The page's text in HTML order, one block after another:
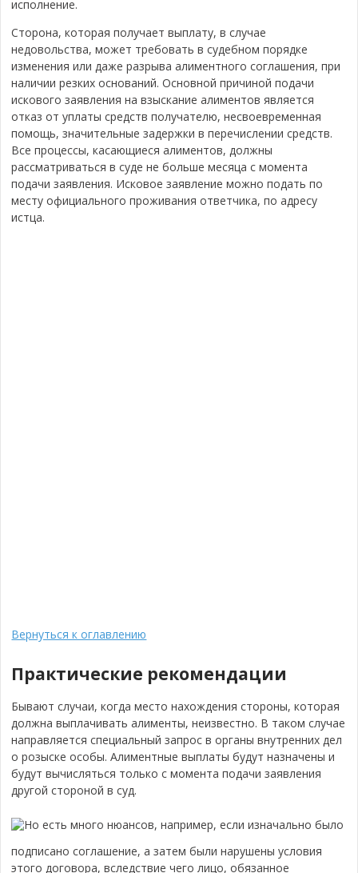
исполнение.
Сторона, которая получает выплату, в случае
недовольства, может требовать в судебном порядке
изменения или даже разрыва алиментного соглашения, при
наличии резких оснований. Основной причиной подачи
искового заявления на взыскание алиментов является
отказ от уплаты средств получателю, несвоевременная
помощь, значительные задержки в перечислении средств.
Все процессы, касающиеся алиментов, должны
рассматриваться в суде не больше месяца с момента
подачи заявления. Исковое заявление можно подать по
месту официального проживания ответчика, по адресу
истца.
Вернуться к оглавлению
Практические рекомендации
Бывают случаи, когда место нахождения стороны, которая
должна выплачивать алименты, неизвестно. В таком случае
направляется специальный запрос в органы внутренних дел
о розыске особы.Алиментные выплаты будут назначены и
будут вычисляться только с момента подачи заявления
другой стороной в суд.
Но есть много нюансов, например, если изначально было
подписано соглашение, а затем были нарушены условия
этого договора, вследствие чего лицо, обязанное